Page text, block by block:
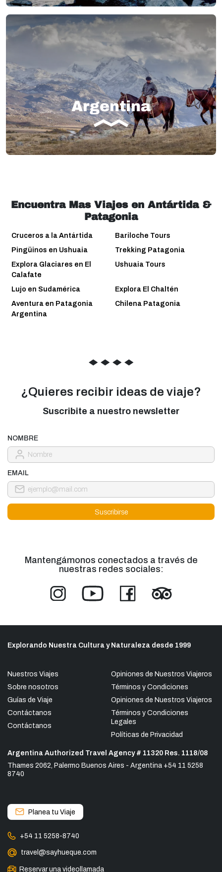
Argentina
Encuentra Mas Viajes en Antártida &
Patagonia
Cruceros a la Antártida
Bariloche Tours
Pingüinos en Ushuaia
Trekking Patagonia
Explora Glaciares en El
Calafate
Ushuaia Tours
Lujo en Sudamérica
Explora El Chaltén
Aventura en Patagonia
Argentina
Chilena Patagonia
◆ ◆ ◆ ◆
¿Quieres recibir ideas de viaje?
Suscribite a nuestro newsletter
NOMBRE
EMAIL
Mantengámonos conectados a través de
nuestras redes sociales:
Explorando Nuestra Cultura y Naturaleza desde 1999
Nuestros Viajes
Sobre nosotros
Guías de Viaje
Contáctanos
Contáctanos
Opiniones de Nuestros Viajeros
Términos y Condiciones
Opiniones de Nuestros Viajeros
Términos y Condiciones
Legales
Políticas de Privacidad
Argentina Authorized Travel Agency # 11320 Res. 1118/08
Thames 2062, Palermo Buenos Aires - Argentina +54 11 5258
8740
Planea tu Viaje
+54 11 5258-8740
travel@sayhueque.com
Reservar una videollamada